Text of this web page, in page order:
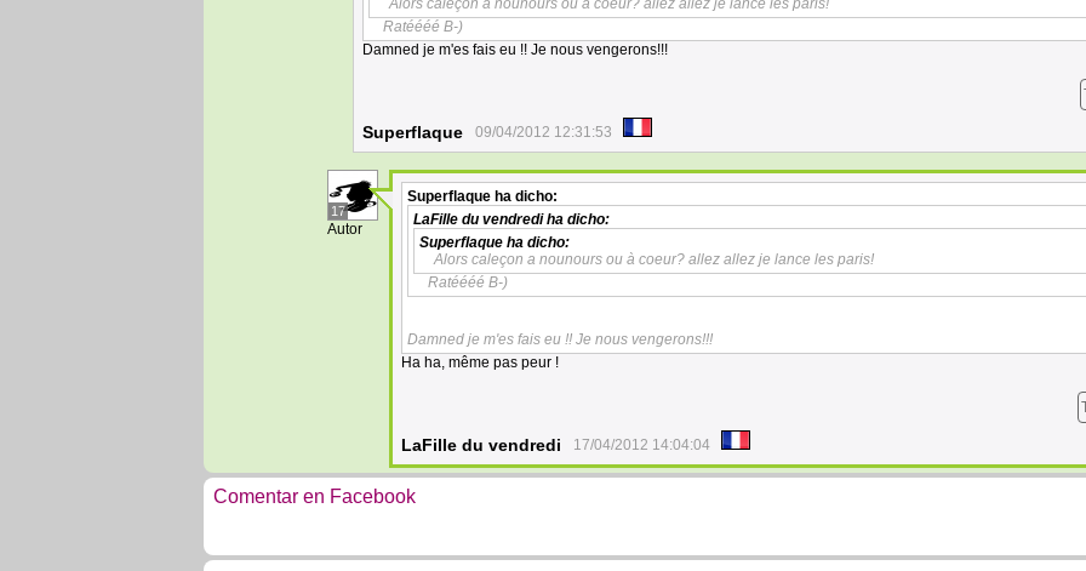
Alors caleçon a nounours ou à coeur? allez allez je lance les paris!
Ratéééé B-)
Damned je m'es fais eu !! Je nous vengerons!!!
Superflaque 09/04/2012 12:31:53
17
Autor
Superflaque ha dicho:
LaFille du vendrediha dicho:
Superflaque ha dicho:
Alors caleçon a nounours ou à coeur? allez allez je lance les paris!
Ratéééé B-)
Damned je m'es fais eu !! Je nous vengerons!!!
Ha ha, même pas peur !
LaFille du vendredi 17/04/2012 14:04:04
Comentar en Facebook